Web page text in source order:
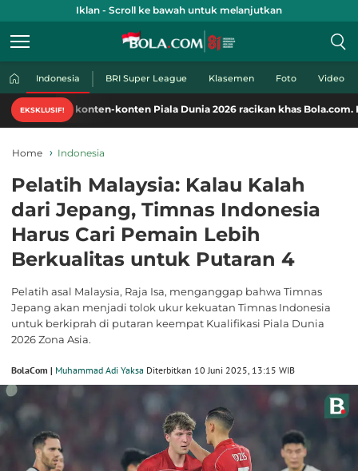
Iklan - Scroll ke bawah untuk melanjutkan
Indonesia BRI Super League Klasemen Foto Video
EKSKLUSIF!
konten-konten Piala Dunia 2026 racikan khas Bola.com. Klik di sini!
Home Indonesia
Pelatih Malaysia: Kalau Kalah
dari Jepang, Timnas Indonesia
Harus Cari Pemain Lebih
Berkualitas untuk Putaran 4
Pelatih asal Malaysia, Raja Isa, menganggap bahwa Timnas
Jepang akan menjadi tolok ukur kekuatan Timnas Indonesia
untuk berkiprah di putaran keempat Kualifikasi Piala Dunia
2026 Zona Asia.
BolaCom | Muhammad Adi Yaksa Diterbitkan 10 Juni 2025, 13:15 WIB